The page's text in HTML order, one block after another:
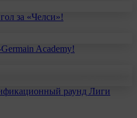
за «Челси»!
Academy!
раунд Лиги